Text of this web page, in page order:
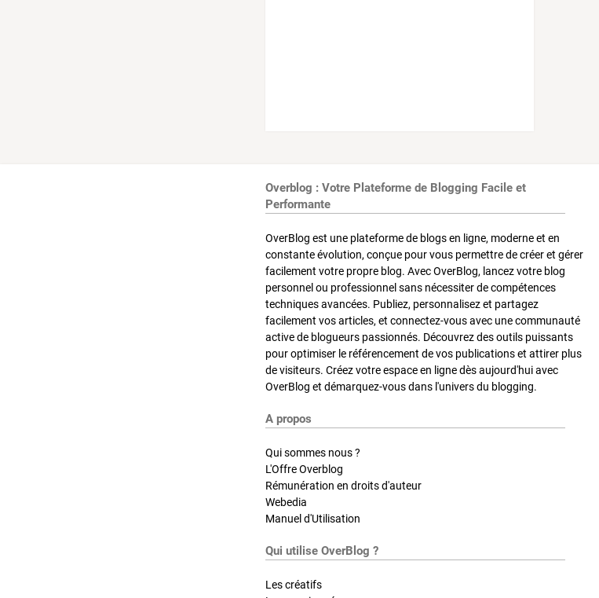
Overblog : Votre Plateforme de Blogging Facile et
Performante
OverBlog est une plateforme de blogs en ligne, moderne et en
constante évolution, conçue pour vous permettre de créer et gérer
facilement votre propre blog. Avec OverBlog, lancez votre blog
personnel ou professionnel sans nécessiter de compétences
techniques avancées. Publiez, personnalisez et partagez
facilement vos articles, et connectez-vous avec une communauté
active de blogueurs passionnés. Découvrez des outils puissants
pour optimiser le référencement de vos publications et attirer plus
de visiteurs. Créez votre espace en ligne dès aujourd'hui avec
OverBlog et démarquez-vous dans l'univers du blogging.
A propos
Qui sommes nous ?
L'Offre Overblog
Rémunération en droits d'auteur
Webedia
Manuel d'Utilisation
Qui utilise OverBlog ?
Les créatifs